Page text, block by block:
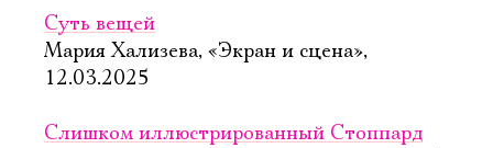
Суть вещей
Мария Хализева, «Экран и сцена»,
12.03.2025
Слишком иллюстрированный Стоппард